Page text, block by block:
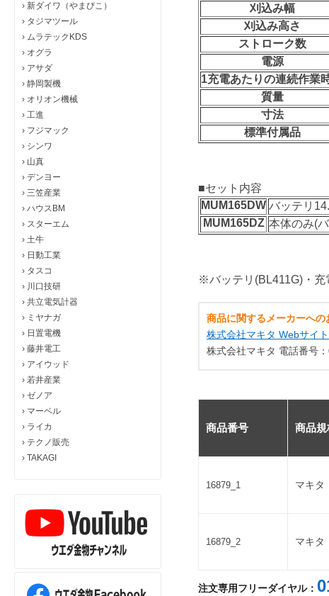
› 新ダイワ（やまびこ）
› タジマツール
› ムラテックKDS
› オグラ
› アサダ
› 静岡製機
› オリオン機械
› 工進
› フジマック
› シンワ
› 山真
› デンヨー
› 三笠産業
› ハウスBM
› スターエム
› 土牛
› 日動工業
› タスコ
› 川口技研
› 共立電気計器
› ミヤナガ
› 日置電機
› 藤井電工
› アイウッド
› 若井産業
› ゼノア
› マーベル
› ライカ
› テクノ販売
› TAKAGI
刈込み幅
刈込み高さ
ストローク数
電源
1充電あたりの連続作業
質量
寸法
標準付属品
■セット内容
MUM165DW バッテリ
MUM165DZ 本体のみ(
※バッテリ(BL411G)・充
商品に関するメーカーへの
株式会社マキタ Webサイ
株式会社マキタ 電話番号
商品番号 商品規
16879_1 マキ
16879_2 マキ
注文専用フリーダイヤル：